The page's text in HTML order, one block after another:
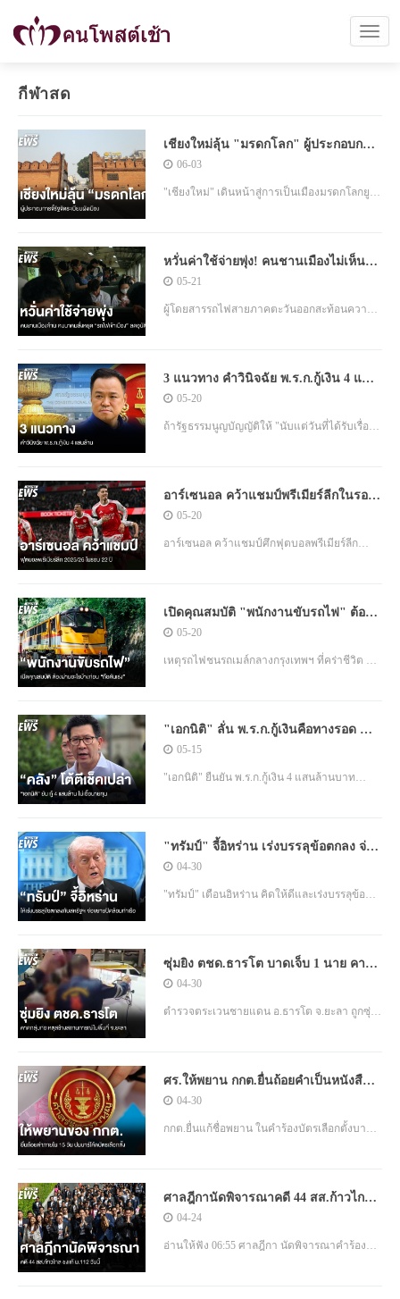
กีฬาสด
เชียงใหม่ลุ้น "มรดกโลก" ผู้ประกอบการ
จี้รัฐจัดระเบียบผังเมือง
06-03
"เชียงใหม่" เดินหน้าสู่การเป็นเมืองมรดกโลกยู
ขยายตัวของธุรกิจและทุนต่างชาติ เพื่อรักษาอัต
ลักษณ์เมืองเก่าและมรดกวัฒนธรรมก่อนการ
ประเมินจากอิโคโมสในเดือน ส.ค.นี้
หวั่นค่าใช้จ่ายพุ่ง! คนชานเมืองไม่เห็น
ด้วย สั่งหยุดรถไฟเข้าเมืองลดอุบัติเหตุ
05-21
ผู้โดยสารรถไฟสายภาคตะวันออกสะท้อนความ
เมือง ชี้เป็นการแก้ปัญหาไม่ตรงจุด และอาจเพิ่ม
ภาระค่าเดินทางให้ประชาชนหลายเท่าตัว
3 แนวทาง คำวินิจฉัย พ.ร.ก.กู้เงิน 4 แสน
ล้าน05-20
ถ้ารัฐธรรมนูญบัญญัติให้ "นับแต่วันที่ได้รับเรื่อง
แล้วก็จะครบวัน) "18 ก.ค.2569" โดยหลังรับคำ
ร้องไว้ ให้เวลา 7 วัน สำหรับ ครม.ส่งคำชี้แจง
การ ตราพระราชกำหนดกู้เงิน 4 แสนล้
อาร์เซนอล คว้าแชมป์พรีเมียร์ลีกในรอบ
22 ปี05-20
อาร์เซนอล คว้าแชมป์ศึกฟุตบอลพรีเมียร์ลีก
นมัธ
เปิดคุณสมบัติ "พนักงานขับรถไฟ" ต้อง
ผ่านอะไรบ้างก่อนถือคันเร่ง
05-20
เหตุรถไฟชนรถเมล์กลางกรุงเทพฯ ที่คร่าชีวิต 8
ราง กำหนดคุณสมบัติและมาตรฐานผู้ปฏิบัติ
หน้าที่ไว้อย่างเข้มงวด ตั้งแต่การศึกษา การ
อบรม สุขภาพ ไปจนถึงการรับรองวิชาชีพ
"เอกนิติ" ลั่น พ.ร.ก.กู้เงินคือทางรอด ย้ำ
วิกฤตปากท้องประชาชนรอไม่ได้
05-15
"เอกนิติ" ยืนยัน พ.ร.ก.กู้เงิน 4 แสนล้านบาท
นายทุน แต่เป็นการช่วยประชาชนทั้งระยะสั้น
และระยะยาว
"ทรัมป์" จี้อิหร่าน เร่งบรรลุข้อตกลง จ่อ
ขยายมาตรการปิดล้อมท่าเรือ
04-30
"ทรัมป์" เตือนอิหร่าน คิดให้ดีและเร่งบรรลุข้อ
ทำให้ภาวะเงินเฟ้อรุนแรง
ซุ่มยิง ตชด.ธารโต บาดเจ็บ 1 นาย คาด
กลุ่มก่อเหตุสร้างสถานการณ์
04-30
ตำรวจตระเวนชายแดน อ.ธารโต จ.ยะลา ถูกซุ่ม
ศักยภาพของกลุ่ม
ศร.ให้พยาน กกต.ยื่นถ้อยคำเป็นหนังสือ
ภายใน 15 วัน ปมบาร์โค้ดบัตรเลือกตั้ง
04-30
กกต.ยื่นแก้ชื่อพยาน ในคำร้องบัตรเลือกตั้งบาร์
หนังสือตามประเด็น ส่งภายใน 15 วัน
ศาลฎีกานัดพิจารณาคดี 44 สส.ก้าวไกล
ลุ้น 10 สส.ปชน.หยุดปฏิบัติหน้าที่หรือไม่
04-24
อ่านให้ฟัง 06:55 ศาลฎีกา นัดพิจารณาคำร้อง